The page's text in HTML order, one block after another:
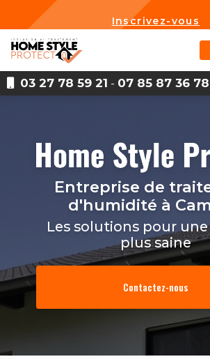
contenu
principal
Inscrivez-vous
03 27 78 59 21 - 07 85 87 36 78
Entreprise de
d'humidité à
Les solutions pour
plus saine
Contactez-nous